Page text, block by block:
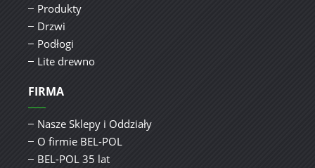
Produkty
Drzwi
Podłogi
Lite drewno
FIRMA
Nasze Sklepy i Oddziały
O firmie BEL-POL
BEL-POL 35 lat